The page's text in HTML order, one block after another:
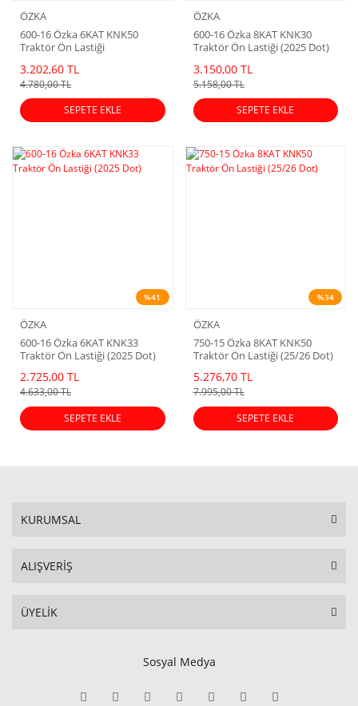
ÖZKA
600-16 Özka 6KAT KNK50
Traktör Ön Lastiği
3.202,60 TL
4.780,00 TL
SEPETE EKLE
ÖZKA
600-16 Özka 8KAT KNK30
Traktör Ön Lastiği (2025 Dot)
3.150,00 TL
5.158,00 TL
SEPETE EKLE
%41
ÖZKA
600-16 Özka 6KAT KNK33
Traktör Ön Lastiği (2025 Dot)
2.725,00 TL
4.633,00 TL
SEPETE EKLE
%34
ÖZKA
750-15 Özka 8KAT KNK50
Traktör Ön Lastiği (25/26 Dot)
5.276,70 TL
7.995,00 TL
SEPETE EKLE
KURUMSAL
ALIŞVERİŞ
ÜYELİK
Sosyal Medya